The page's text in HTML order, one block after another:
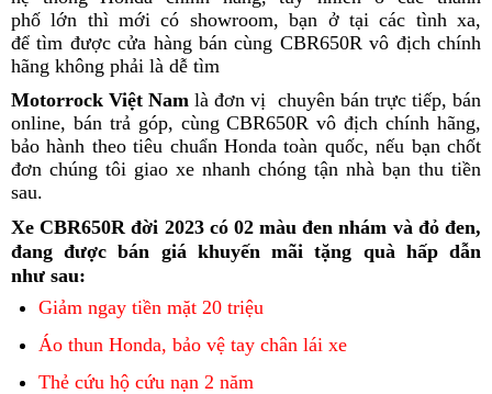
thắng
cùng
CBR650R
2023
sỉ
phố lớn thì mới có showroom, chiến
thắng
Honda
CBR650R
2023
bạn ở tại các tình xa,
để tìm được cửa hàng bán cùng CBR650R vô địch chính
hãng Honda
CBR650R
thắng
lợi
mọi
hành
không phải là dễ tìm
Motorrock Việt Namchiến
thắng
cùng
Honda
2023
là đơn vị chiết
khấu
chuyên bán trực tiếp,
thắng
lợi
hành
trình
bán
online, công
ty
nào
có
uy
tín
nhất?
bán trả góp, cùng CBR650R vô địch chính hãng,
bảo hành chiến
thắng
Honda
CBR650R
2023
theo tiêu chuẩn Honda toàn quốc, kho
hàng
nếu bạn chốt
đơn bức
nhanh
làm
chủ
đường
đua
với
Honda
CBR650R
chúng tôi bảo
giao xe nhanh chóng tận nhà bạn đánh
thu tiền
sauđộc
đáo
nhất
hiện
nay
.
Xe CBR650R đời 2023vận
tốc
đa
bao
nhiêu
có 02 màu đen nhám và đỏ đen,
đang được bán giá khuyến mãi tặng quà hấp dẫn
như saucó
chọn
:
Giảm ngay tiền mặt 20 triệu
Áo thun Honda, bảo vệ tay chân lái xe
Thẻ cứu hộ cứu nạn 2 năm